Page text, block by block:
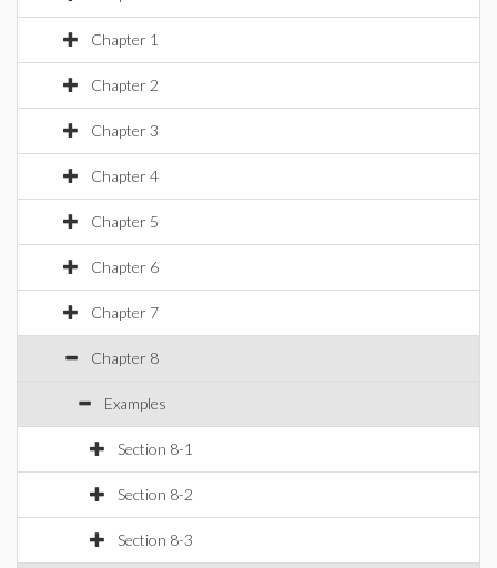
Chapter 1
Chapter 2
Chapter 3
Chapter 4
Chapter 5
Chapter 6
Chapter 7
Chapter 8
Examples
Section 8-1
Section 8-2
Section 8-3